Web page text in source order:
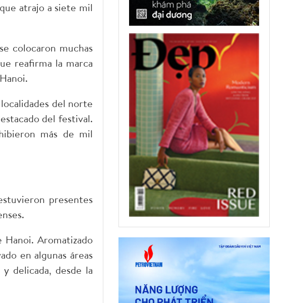
atrajo a siete mil
colocaron muchas
reafirma la marca
del norte
del festival.
más de mil
presentes
Hanoi. Aromatizado
en algunas áreas
delicada, desde la